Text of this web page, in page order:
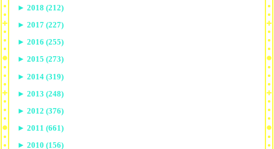
► 2018 (212)
► 2017 (227)
► 2016 (255)
► 2015 (273)
► 2014 (319)
► 2013 (248)
► 2012 (376)
► 2011 (661)
► 2010 (156)